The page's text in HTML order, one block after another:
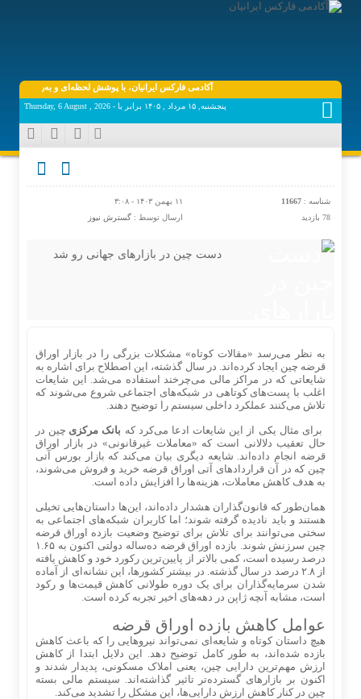
آکادمی فارکس ایرانیان، با پوشش لحظه‌ای و به‌روز اخبار روز
پنجشنبه, ۱۵ مرداد , ۱۴۰۵ برابر با - Thursday, 6 August , 2026
شناسه : 11667
۱۱ بهمن ۱۴۰۳ - ۳:۰۸
78 بازدید
ارسال توسط :گسترش نیوز
دست چین در بازارهای جهانی رو شد
به نظر می‌رسد «مقالات کوتاه» مشکلات بزرگی را در بازار اوراق
قرضه چین ایجاد کرده‌اند. در سال گذشته، این اصطلاح برای اشاره به
شایعاتی که در مراکز مالی می‌چرخند استفاده می‌شد. این شایعات
اغلب با پست‌های کوتاهی در شبکه‌های اجتماعی شروع می‌شوند که
تلاش می‌کنند عملکرد داخلی سیستم را توضیح دهند.
برای مثال یکی از این شایعات ادعا می‌کرد که بانک مرکزی چین در
حال تعقیب دلالانی است که «معاملات غیرقانونی» در بازار اوراق
قرضه انجام داده‌اند. شایعه دیگری بیان می‌کند که بازار بورس آتی
چین که در آن قراردادهای آتی اوراق قرضه خرید و فروش می‌شوند،
به هدف کاهش معاملات، هزینه‌ها را افزایش داده است.
همان‌طور که قانون‌گذاران هشدار داده‌اند، این‌ها داستان‌هایی تخیلی
هستند و باید نادیده گرفته شوند؛ اما کاربران شبکه‌های اجتماعی به
سختی می‌توانند برای تلاش برای توضیح وضعیت بازده اوراق قرضه
چین سرزنش شوند. بازده اوراق قرضه ده‌ساله دولتی اکنون به ۱.۶۵
درصد رسیده است، کمی بالاتر از پایین‌ترین رکورد خود و کاهش یافته
از ۲.۸ درصد در سال گذشته. در بیشتر کشورها، این نشانه‌ای از آماده
شدن سرمایه‌گذاران برای یک دوره طولانی کاهش قیمت‌ها و رکود
است، مشابه آنچه ژاپن در دهه‌های اخیر تجربه کرده است.
عوامل کاهش بازده اوراق قرضه
هیچ داستان کوتاه و شایعه‌ای نمی‌تواند نیروهایی را که باعث کاهش
بازده شده‌اند، به طور کامل توضیح دهد. این دلایل ابتدا از کاهش
ارزش مهم‌ترین دارایی چین، یعنی املاک مسکونی، پدیدار شدند و
اکنون بر بازارهای گسترده‌تر تاثیر گذاشته‌اند. سیستم مالی بسته
چین در کنار کاهش ارزش دارایی‌ها، این مشکل را تشدید می‌کند.